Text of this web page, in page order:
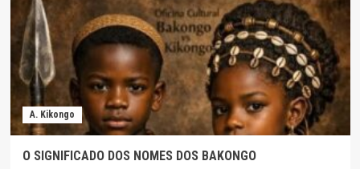
A. Kikongo
O SIGNIFICADO DOS NOMES DOS BAKONGO